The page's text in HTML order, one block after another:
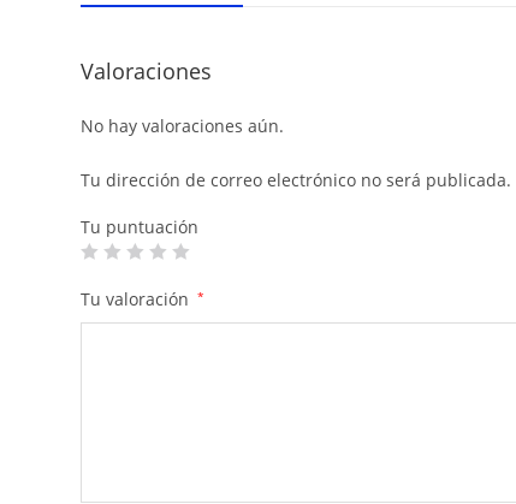
Valoraciones
No hay valoraciones aún.
Tu dirección de correo electrónico no será publicada.
Tu puntuación
Tu valoración *